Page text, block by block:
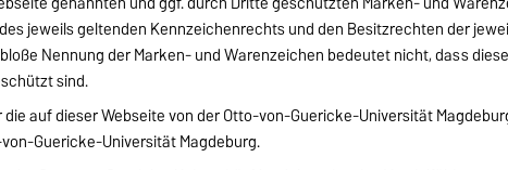
jeweils geltenden Kennzeichenrechts und den Besitzrechten der
Nennung der Marken- und Warenzeichen bedeutet nicht, dass
sind.
die auf dieser Webseite von der Otto-von-Guericke-Universität
Guericke-Universität Magdeburg.